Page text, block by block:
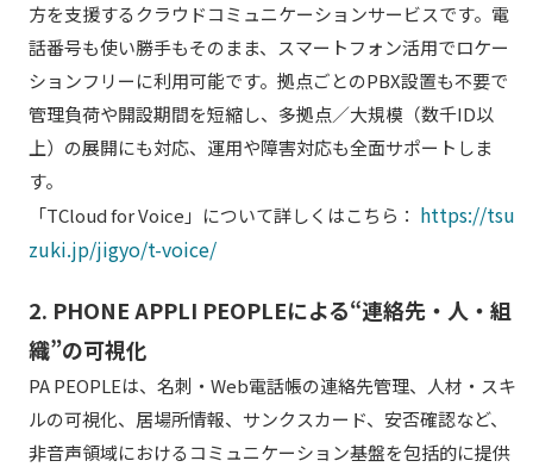
方を支援するクラウドコミュニケーションサービスです。電
話番号も使い勝手もそのまま、スマートフォン活用でロケー
ションフリーに利用可能です。拠点ごとのPBX設置も不要で
管理負荷や開設期間を短縮し、多拠点／大規模（数千ID以
上）の展開にも対応、運用や障害対応も全面サポートしま
す。
「TCloud for Voice」について詳しくはこちら： https://tsu
zuki.jp/jigyo/t-voice/
2. PHONE APPLI PEOPLEによる“連絡先・人・組
織”の可視化
PA PEOPLEは、名刺・Web電話帳の連絡先管理、人材・スキ
ルの可視化、居場所情報、サンクスカード、安否確認など、
非音声領域におけるコミュニケーション基盤を包括的に提供